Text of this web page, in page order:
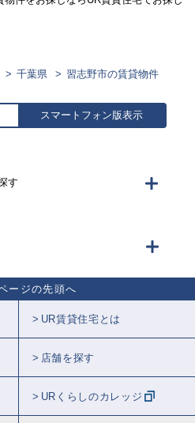
千葉県 習志野市の賃貸物件
スマートフォン版表示
す
ージの先頭へ
UR賃貸住宅とは
店舗を探す
URくらしのカレッジ